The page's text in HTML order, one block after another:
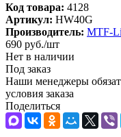
Код товара: 4128
Артикул: HW40G
Производитель: MTF-
690 руб./шт
Нет в наличии
Под заказ
Наши менеджеры
условия заказа
Поделиться